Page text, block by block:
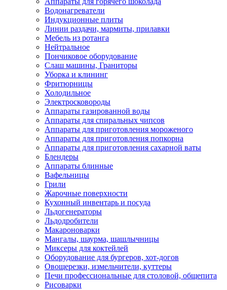
Водонагреватели
Индукционные плиты
Линии раздачи, мармиты, прилавки
Мебель из ротанга
Нейтральное
Пончиковое оборудование
Слаш машины, Граниторы
Уборка и клининг
Фритюрницы
Холодильное
Электросковороды
Аппараты газированной воды
Аппараты для спиральных чипсов
Аппараты для приготовления мороженого
Аппараты для приготовления попкорна
Аппараты для приготовления сахарной ваты
Блендеры
Аппараты блинные
Вафельницы
Грили
Жарочные поверхности
Кухонный инвентарь и посуда
Льдогенераторы
Льдодробители
Макароноварки
Мангалы, шаурма, шашлычницы
Миксеры для коктейлей
Оборудование для бургеров, хот-догов
Овощерезки, измельчители, куттеры
Печи профессиональные для столовой, общепита
Рисоварки